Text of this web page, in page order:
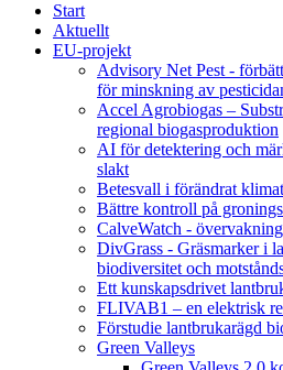
Start
Aktuellt
EU-projekt
Advisory Net Pest -
för minskning av
Accel Agrobiogas –
regional biogasproduktion
AI för detektering och
slakt
Betesvall i förändrat klimat
Bättre kontroll på
CalveWatch -
DivGrass - Gräsmarker i
biodiversitet och
Ett kunskapsdrivet
FLIVAB1 – en elektrisk
Förstudie lantbrukarägd
Green Valleys